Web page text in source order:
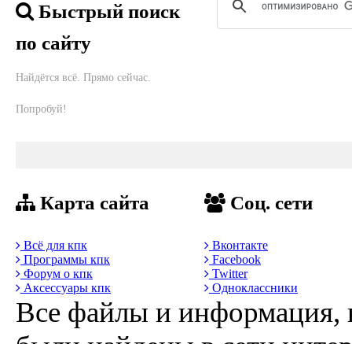
Быстрый поиск
по сайту
Найдётся всё. Прямо сейчас.
Попробуй!
Карта сайта
Всё для кпк
Программы кпк
Форум о кпк
Аксессуары кпк
Соц. сети
Вконтакте
Facebook
Twitter
Одноклассники
Все файлы и информация,